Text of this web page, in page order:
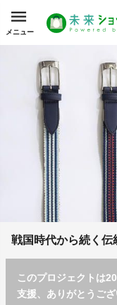
メニュー
戦国時代から続く伝
このプロジェクトは
支援、ありがとうござ